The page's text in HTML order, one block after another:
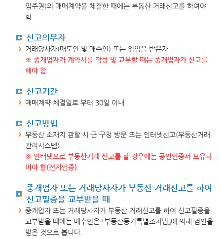
입주권)의 매매계약을 체결한 때에는 부동산 거래신고를 하여야
함
신고의무자
거래당사자(매도인 및 매수인) 또는 위임을 받은자
※ 중개업자가 계약서를 작성 및 교부할 때는 중개업자가 신고를
해야 함
신고기간
매매계약 체결일로 부터 30일 이내
신고방법
부동산 소재지 관할 시·군·구청 방문 또는 인터넷신고(부동산거래
관리시스템)
※ 인터넷으로 부동산거래 신고를 할 경우에는 공인인증서 보유하
여야 함(전자인증)
중개업자 또는 거래당사자가 부동산 거래신고를 하여
신고필증을 교부받을 때
중개업자 또는 거래당사자가 부동산 거래신고를 하여 신고필증을
교부받을 때에는 매수인은 『부동산등기특별조치법』에 의해 검인을
받은 것으로 봅니다.